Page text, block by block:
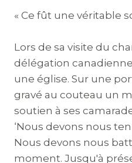
« Ce fût une véritable
Lors de sa visite du
délégation
une église. Sur une
gravé au couteau un
soutien à ses
‘Nous devons nous
Nous devons nous
moment. Jusqu'à